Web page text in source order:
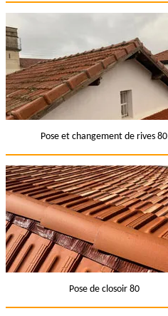
Pose et changement de rives 80
Pose de closoir 80